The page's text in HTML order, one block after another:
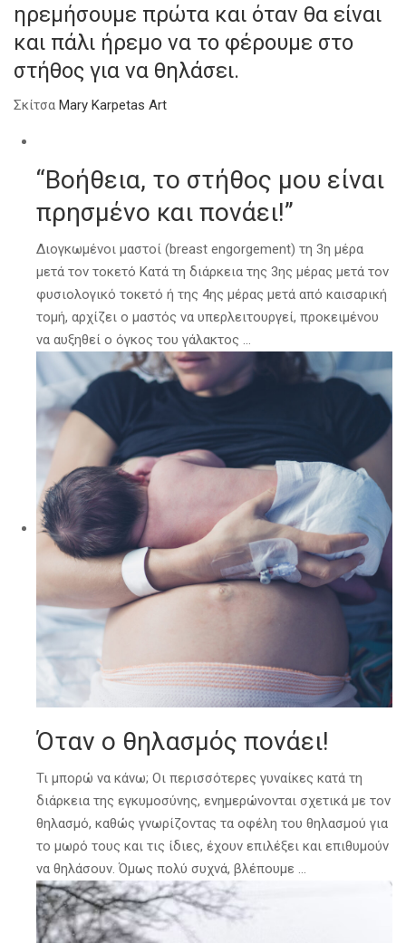
ηρεμήσουμε πρώτα και όταν θα είναι
και πάλι ήρεμο να το φέρουμε στο
στήθος για να θηλάσει.
Σκίτσα Mary Karpetas Art
“Βοήθεια, το στήθος μου είναι
πρησμένο και πονάει!”
Διογκωμένοι μαστοί (breast engorgement) τη 3η μέρα
μετά τον τοκετό Κατά τη διάρκεια της 3ης μέρας μετά τον
φυσιολογικό τοκετό ή της 4ης μέρας μετά από καισαρική
τομή, αρχίζει ο μαστός να υπερλειτουργεί, προκειμένου
να αυξηθεί ο όγκος του γάλακτος …
Όταν ο θηλασμός πονάει!
Τι μπορώ να κάνω; Οι περισσότερες γυναίκες κατά τη
διάρκεια της εγκυμοσύνης, ενημερώνονται σχετικά με τον
θηλασμό, καθώς γνωρίζοντας τα οφέλη του θηλασμού για
το μωρό τους και τις ίδιες, έχουν επιλέξει και επιθυμούν
να θηλάσουν. Όμως πολύ συχνά, βλέπουμε …